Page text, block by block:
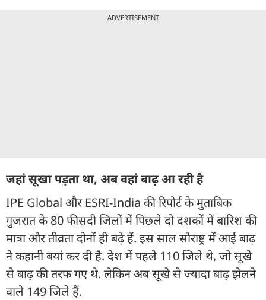
ADVERTISEMENT
जहां सूखा पड़ता था, अब वहां बाढ़ आ रही है
IPE Global और ESRI-India की रिपोर्ट के मुताबिक
गुजरात के 80 फीसदी जिलों में पिछले दो दशकों में बारिश की
मात्रा और तीव्रता दोनों ही बढ़े हैं. इस साल सौराष्ट्र में आई बाढ़
ने कहानी बयां कर दी है. देश में पहले 110 जिले थे, जो सूखे
से बाढ़ की तरफ गए थे. लेकिन अब सूखे से ज्यादा बाढ़ झेलने
वाले 149 जिले हैं.